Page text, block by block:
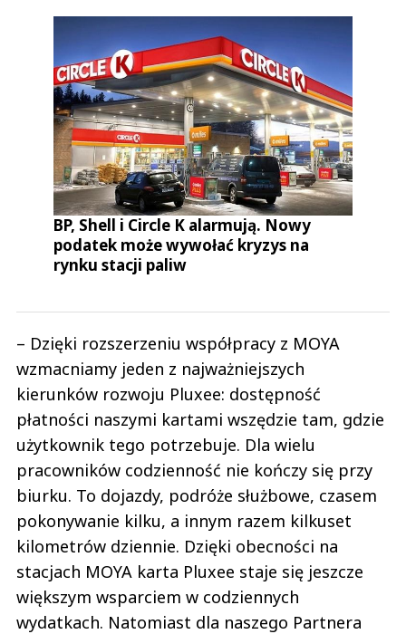
BP, Shell i Circle K alarmują. Nowy
podatek może wywołać kryzys na
rynku stacji paliw
– Dzięki rozszerzeniu współpracy z MOYA
wzmacniamy jeden z najważniejszych
kierunków rozwoju Pluxee: dostępność
płatności naszymi kartami wszędzie tam, gdzie
użytkownik tego potrzebuje. Dla wielu
pracowników codzienność nie kończy się przy
biurku. To dojazdy, podróże służbowe, czasem
pokonywanie kilku, a innym razem kilkuset
kilometrów dziennie. Dzięki obecności na
stacjach MOYA karta Pluxee staje się jeszcze
większym wsparciem w codziennych
wydatkach. Natomiast dla naszego Partnera